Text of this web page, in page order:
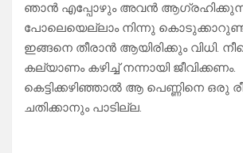
ഞാൻ എപ്പോഴും അവൻ
പോലെയെല്ലാം നിന്നു കൊടുക്കാറുണ്ട്.
ഇങ്ങനെ തീരാൻ ആയിരിക്കും വിധി.
കല്യാണം കഴിച്ച് നന്നായി ജീവിക്കണം.
കെട്ടിക്കഴിഞ്ഞാൽ ആ പെണ്ണിനെ ഒരു
ചതിക്കാനും പാടില്ല.